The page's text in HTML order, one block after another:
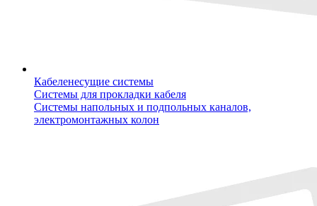
Кабеленесущие системы
Системы для прокладки кабеля
Системы напольных и подпольных каналов,
электромонтажных колон